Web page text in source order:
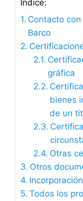
Índice:
Contacto
Barco
gráfica
bienes
de un
Otras
Otros
Todos los